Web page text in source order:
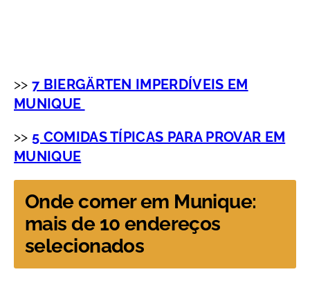
>> 7 BIERGÄRTEN IMPERDÍVEIS EM
MUNIQUE
>> 5 COMIDAS TÍPICAS PARA PROVAR EM
MUNIQUE
Onde comer em Munique:
mais de 10 endereços
selecionados